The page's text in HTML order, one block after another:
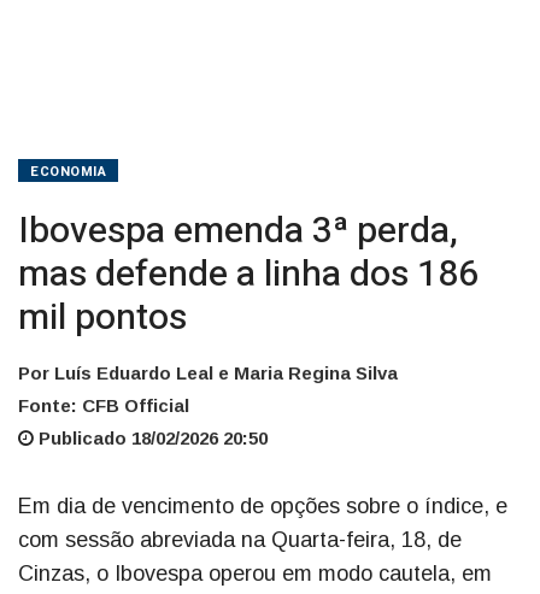
ECONOMIA
Ibovespa emenda 3ª perda,
mas defende a linha dos 186
mil pontos
Por Luís Eduardo Leal e Maria Regina Silva
Fonte: CFB Official
Publicado 18/02/2026 20:50
Em dia de vencimento de opções sobre o índice, e
com sessão abreviada na Quarta-feira, 18, de
Cinzas, o Ibovespa operou em modo cautela, em